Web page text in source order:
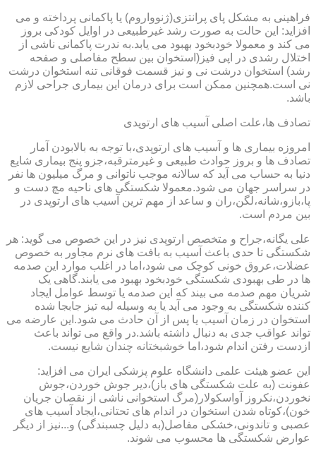
فراهینی به مشکل پای پرانتزی(ژنوواروم) یا پاکمانی پرداخته و می
افزاید: این حالت به صورت رشد غیرطبیعی در اوایل کودکی بروز
می کند و معمولا خودبخود بهبود می یابد.به ندرت پاکمانی ناشی از
اختلال رشدی در اپی فیز(استخوان بین سطح مفاصلی و صفحه
رشد) استخوان درشت نی و نیز قسمت فوقانی تنه استخوان درشت
نی است.همچنین ممکن است برای درمان این بیماری جراحی لازم
باشد.
تصادف ها،علت اصلی آسیب های ارتوپدی
امروزه بیماری ها و آسیب های ارتوپدی،با توجه به بالابودن آمار
تصادف ها و بروز حوادث طبیعی و غیرمترقبه،جزو پنج بیماری شایع
دنیا به حساب می آید که سالانه موجب ناتوانی و مرگ میلیون ها نفر
در سراسر جهان می شود.معمولا شکستگی های ناحیه مچ دست و
پا،بازو،شانه،لگن،ران و ساعد از مهم ترین آسیب های ارتوپدی در
بین مردم است.
علی یگانه،جراح و متخصص ارتوپدی نیز در این خصوص می گوید: هر
شکستگی تا حدی باعث آسیب به بافت های نرم مجاور به خصوص
عضلات،عروق خونی کوچک می شود،اما در اغلب موارد این صدمه
ها در طی بهبودی شکستگی خودبخود بهبود می یابند.گاهی یک
شریان مهم صدمه می بیند که این صدمه یا توسط عوامل ایجاد
کننده شکستگی به وجود می آید یا به وسیله لبه تیز جابجا شده
استخوان در زمان آسیب یا پس از آن حادث می شود.این عارضه می
تواند عواقب جدی به دنبال داشته باشد.در واقع می تواند باعث
ازدست رفتن اندام شود،اما خوشبختانه چندان شایع نیست.
این عضو هیئت علمی دانشگاه علوم پزشکی ایران می افزاید:
عفونت (به علت شکستگی های باز)،دیر جوش خوردن،جوش
نخوردن،نکروز آواسکولار(مرگ استخوانی ناشی از نقصان جریان
خون)،کوتاه شدن استخوان در اندام های تحتانی،ایجاد آسیب های
عصبی و تاندونی،خشکی مفاصل(به دلیل چسبندگی) و...نیز از دیگر
عوارض شکستگی ها محسوب می شوند.